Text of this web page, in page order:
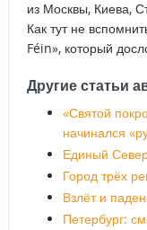
из Москвы, Киева,
Как тут не
Féin», который
Другие статьи
«Святой
начинался
Единый
Город трёх
Взлёт и
Петербург: